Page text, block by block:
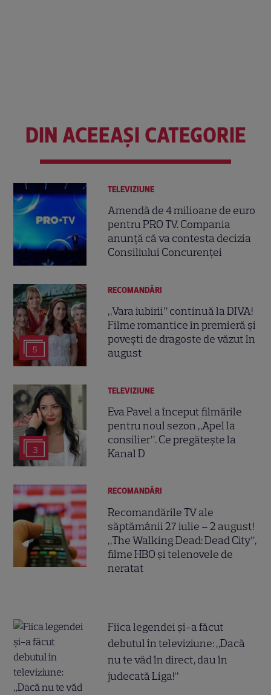
DIN ACEEAȘI CATEGORIE
TELEVIZIUNE
Amendă de 4 milioane de euro
pentru PRO TV. Compania
anunță că va contesta decizia
Consiliului Concurenței
5
RECOMANDĂRI
„Vara iubirii” continuă la DIVA!
Filme romantice în premieră și
povești de dragoste de văzut în
august
3
TELEVIZIUNE
Eva Pavel a început filmările
pentru noul sezon „Apel la
consilier”. Ce pregătește la
Kanal D
RECOMANDĂRI
Recomandările TV ale
săptămânii 27 iulie – 2 august!
„The Walking Dead: Dead City”,
filme HBO și telenovele de
neratat
Fiica legendei și-a făcut
debutul în televiziune: „Dacă
nu te văd în direct, dau în
judecată Liga!”